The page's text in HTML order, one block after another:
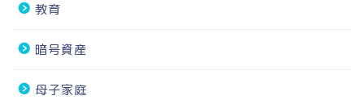
教育
暗号資産
母子家庭